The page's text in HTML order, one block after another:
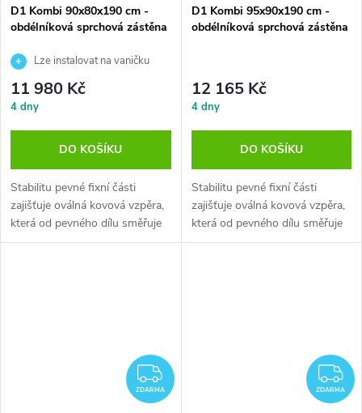
D1 Kombi 90x80x190 cm -
obdélníková sprchová zástěna
Lze instalovat na vaničku
nebo přímo na podlahu
11 980 Kč
4 dny
DO KOŠÍKU
Stabilitu pevné fixní části
zajišťuje oválná kovová vzpěra,
která od pevného dílu směřuje
na...
D1 Kombi 95x90x190 cm -
obdélníková sprchová zástěna
12 165 Kč
4 dny
DO KOŠÍKU
Stabilitu pevné fixní části
zajišťuje oválná kovová vzpěra,
která od pevného dílu směřuje
na...
ZDARMA
ZDARMA ZDARMA